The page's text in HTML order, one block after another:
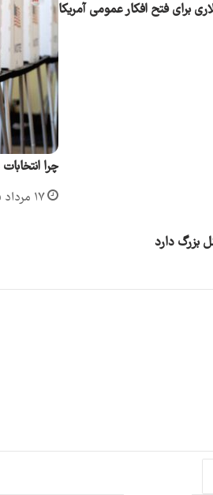
برای فتح افکار عمومی آمریکا
چرا
۱۷ مرداد ۱۴۰۵
بزرگ دارد